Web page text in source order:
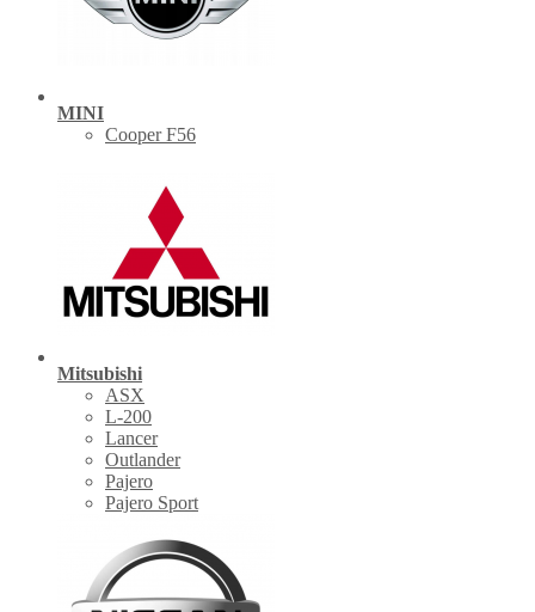
MINI
Cooper F56
Mitsubishi
ASX
L-200
Lancer
Outlander
Pajero
Pajero Sport